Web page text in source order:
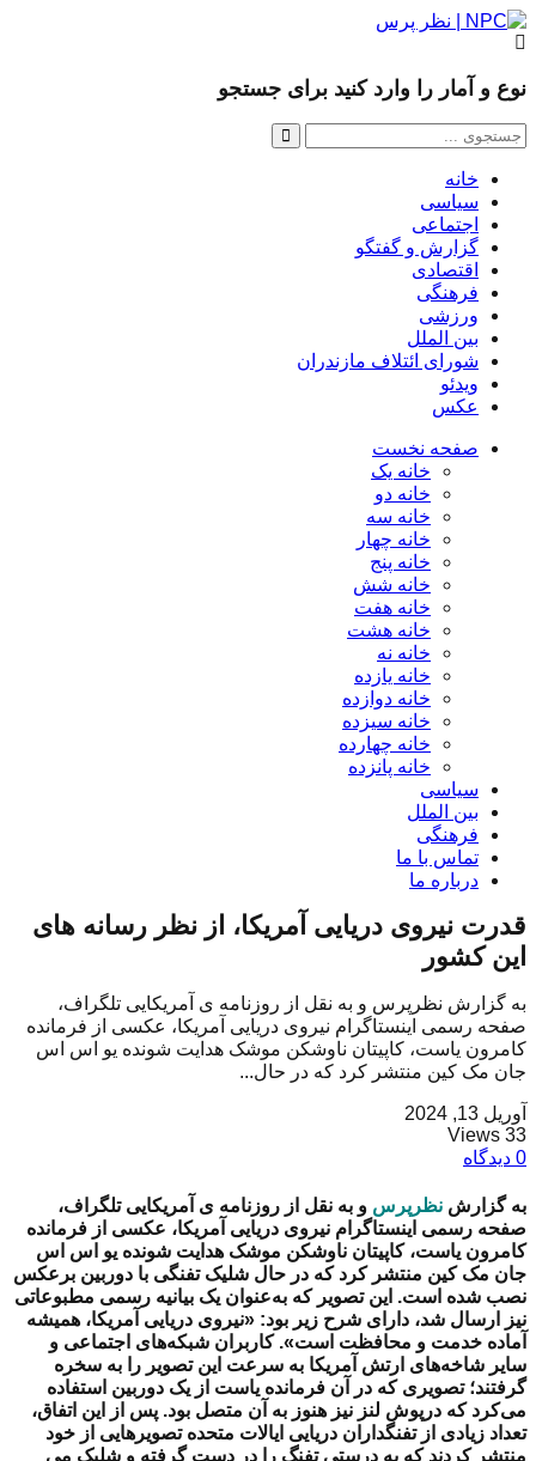
نوع و آمار را وارد کنید برای جستجو
خانه
سیاسی
اجتماعی
گزارش و گفتگو
اقتصادی
فرهنگی
ورزشی
بین الملل
شورای ائتلاف مازندران
ویدئو
عکس
صفحه نخست
خانه یک
خانه دو
خانه سه
خانه چهار
خانه پنج
خانه شش
خانه هفت
خانه هشت
خانه نه
خانه یازده
خانه دوازده
خانه سیزده
خانه چهارده
خانه پانزده
سیاسی
بین الملل
فرهنگی
تماس با ما
درباره ما
قدرت نیروی دریایی آمریکا، از نظر رسانه های
این کشور
به گزارش نظرپرس و به نقل از روزنامه ی آمریکایی تلگراف،
صفحه رسمی اینستاگرام نیروی دریایی آمریکا، عکسی از فرمانده
کامرون یاست، کاپیتان ناوشکن موشک هدایت شونده یو اس اس
جان مک کین منتشر کرد که در حال...
آوریل 13, 2024
33 Views
0 دیدگاه
به گزارش نظرپرس و به نقل از روزنامه ی آمریکایی تلگراف،
صفحه رسمی اینستاگرام نیروی دریایی آمریکا، عکسی از فرمانده
کامرون یاست، کاپیتان ناوشکن موشک هدایت شونده یو اس اس
جان مک کین منتشر کرد که در حال شلیک تفنگی با دوربین برعکس
نصب شده است. این تصویر که به‌عنوان یک بیانیه رسمی مطبوعاتی
نیز ارسال شد، دارای شرح زیر بود: «نیروی دریایی آمریکا، همیشه
آماده خدمت و محافظت است». کاربران شبکه‌های اجتماعی و
سایر شاخه‌های ارتش آمریکا به سرعت این تصویر را به سخره
گرفتند؛ تصویری که در آن فرمانده یاست از یک دوربین استفاده
می‌کرد که درپوش لنز نیز هنوز به آن متصل بود. پس از این اتفاق،
تعداد زیادی از تفنگداران دریایی ایالات متحده تصویرهایی از خود
منتشر کردند که به درستی تفنگ را در دست گرفته و شلیک می